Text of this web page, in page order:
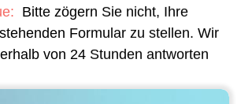
Bitte zögern Sie nicht, Ihre
Formular zu stellen. Wir
von 24 Stunden antworten